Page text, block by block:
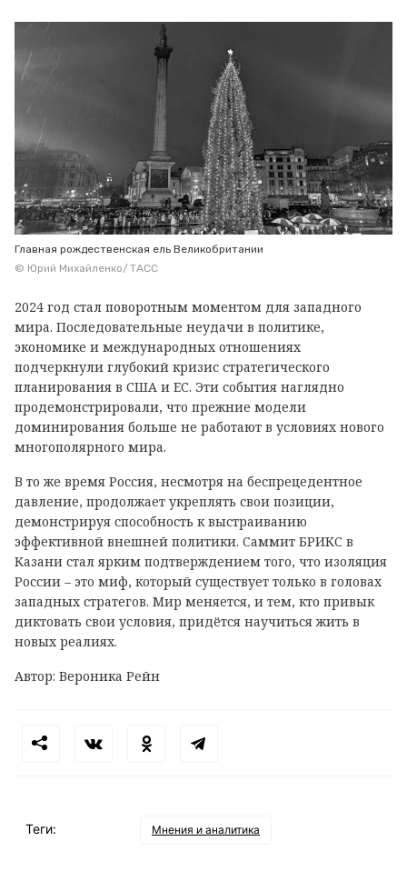
Главная рождественская ель Великобритании
© Юрий Михайленко/ ТАСС
2024 год стал поворотным моментом для западного
мира. Последовательные неудачи в политике,
экономике и международных отношениях
подчеркнули глубокий кризис стратегического
планирования в США и ЕС. Эти события наглядно
продемонстрировали, что прежние модели
доминирования больше не работают в условиях нового
многополярного мира.
В то же время Россия, несмотря на беспрецедентное
давление, продолжает укреплять свои позиции,
демонстрируя способность к выстраиванию
эффективной внешней политики. Саммит БРИКС в
Казани стал ярким подтверждением того, что изоляция
России – это миф, который существует только в головах
западных стратегов. Мир меняется, и тем, кто привык
диктовать свои условия, придётся научиться жить в
новых реалиях.
Автор: Вероника Рейн
Теги: Мнения и аналитика